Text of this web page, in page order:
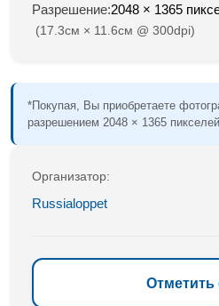
Разрешение:2048 × 1365
(17.3см × 11.6см @ 300dpi)
*Покупая, Вы приобретаете
разрешением 2048 × 1365 пикселей.
Организатор:
Russialoppet
Отметить